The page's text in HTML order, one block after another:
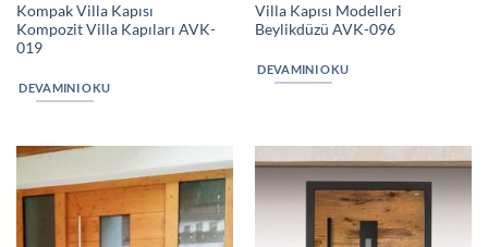
Kompak Villa Kapısı
Kompozit Villa Kapıları AVK-
019
DEVAMINI OKU
Villa Kapısı Modelleri
Beylikdüzü AVK-096
DEVAMINI OKU